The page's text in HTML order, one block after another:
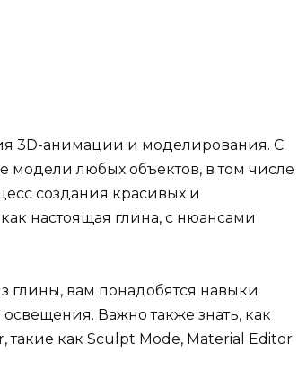
3D-анимации и моделирования. С
модели любых объектов, в том числе
создания красивых и
настоящая глина, с нюансами
глины, вам понадобятся навыки
Важно также знать, как
такие как Sculpt Mode, Material Editor